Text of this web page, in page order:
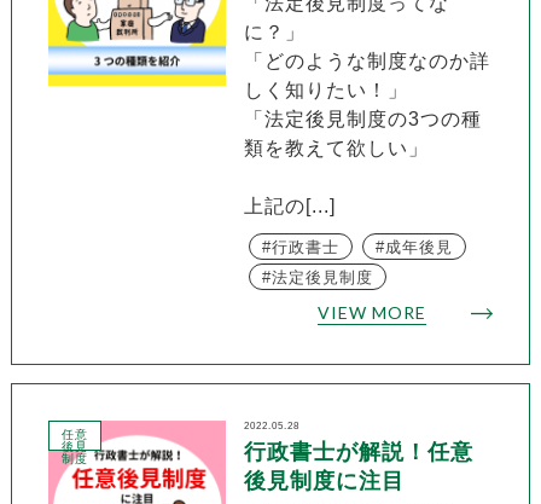
に？」
「どのような制度なのか詳
しく知りたい！」
「法定後見制度の3つの種
類を教えて欲しい」
上記の[...]
行政書士
成年後見
法定後見制度
VIEW MORE
任意
後見
制度
2022.05.28
行政書士が解説！任意
後見制度に注目